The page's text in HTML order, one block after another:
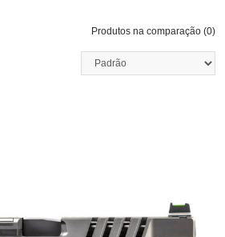
Produtos na comparação (0)